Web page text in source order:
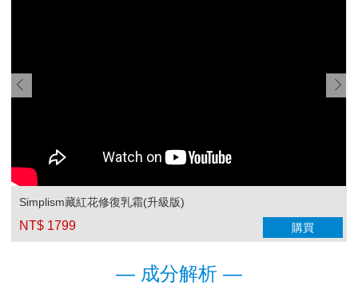
Simplism藏紅花修復乳霜(升級版)
NT$ 1799 購買
— 成分解析 —